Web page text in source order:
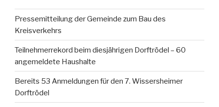
Pressemitteilung der Gemeinde zum Bau des
Kreisverkehrs
Teilnehmerrekord beim diesjährigen Dorftrödel – 60
angemeldete Haushalte
Bereits 53 Anmeldungen für den 7. Wissersheimer
Dorftrödel